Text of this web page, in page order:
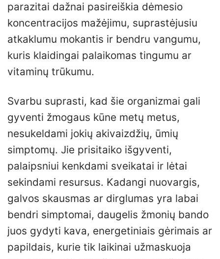
parazitai dažnai pasireiškia dėmesio
koncentracijos mažėjimu, suprastėjusiu
atkaklumu mokantis ir bendru vangumu,
kuris klaidingai palaikomas tingumu ar
vitaminų trūkumu.
Svarbu suprasti, kad šie organizmai gali
gyventi žmogaus kūne metų metus,
nesukeldami jokių akivaizdžių, ūmių
simptomų. Jie prisitaiko išgyventi,
palaipsniui kenkdami sveikatai ir lėtai
sekindami resursus. Kadangi nuovargis,
galvos skausmas ar dirglumas yra labai
bendri simptomai, daugelis žmonių bando
juos gydyti kava, energetiniais gėrimais ar
papildais, kurie tik laikinai užmaskuoja